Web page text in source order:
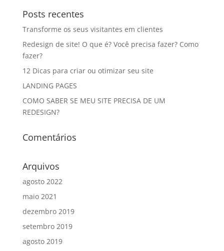
Posts recentes
Transforme os seus visitantes em clientes
Redesign de site! O que é? Você precisa fazer? Como
fazer?
12 Dicas para criar ou otimizar seu site
LANDING PAGES
COMO SABER SE MEU SITE PRECISA DE UM
REDESIGN?
Comentários
Arquivos
agosto 2022
maio 2021
dezembro 2019
setembro 2019
agosto 2019